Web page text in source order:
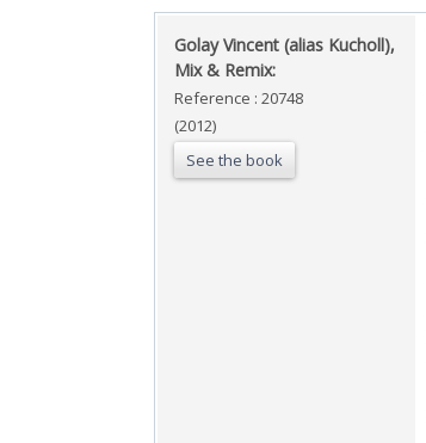
‎Golay Vincent (alias Kucholl),
Mix & Remix: ‎
Reference : 20748
(2012)
See the book